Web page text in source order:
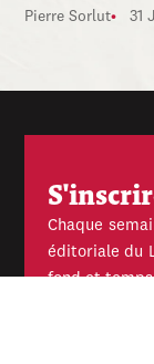
Pierre Sorlut 31
Chaque
éditoriale du
fond et